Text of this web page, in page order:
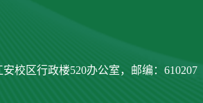
校区行政楼520办公室， 邮编：610207